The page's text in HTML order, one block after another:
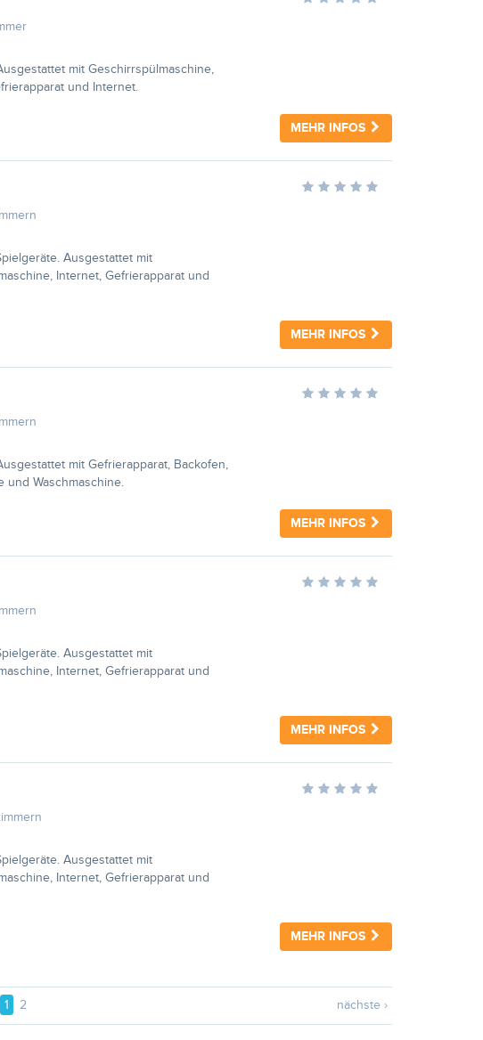
mit Geschirrspülmaschine,
und Internet.
MEHR INFOS
Ausgestattet mit
Internet, Gefrierapparat und
MEHR INFOS
mit Gefrierapparat, Backofen,
und Waschmaschine.
MEHR INFOS
Ausgestattet mit
Internet, Gefrierapparat und
MEHR INFOS
Ausgestattet mit
Internet, Gefrierapparat und
MEHR INFOS
1 2 nächste ›